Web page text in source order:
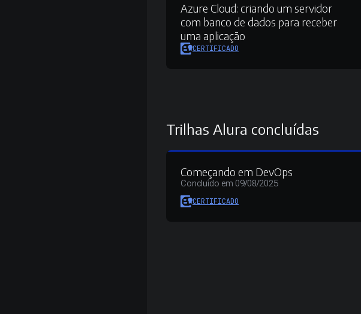
Azure Cloud: criando um servidor
com banco de dados para receber
uma aplicação
CERTIFICADO
Trilhas Alura concluídas
Começando em DevOps
Concluído em 09/08/2025
CERTIFICADO